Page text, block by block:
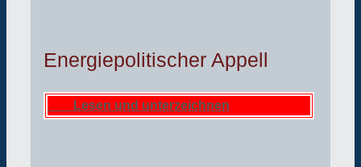
Energiepolitischer Appell
Lesen und unterzeichnen